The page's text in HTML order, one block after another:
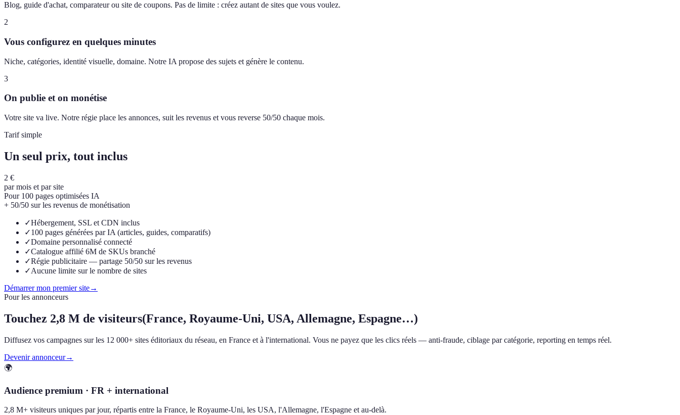
Blog, guide d'achat, comparateur ou site de coupons. Pas de limite : créez autant de sites que vous voulez.
2
Vous configurez en quelques minutes
Niche, catégories, identité visuelle, domaine. Notre IA propose des sujets et génère le contenu.
3
On publie et on monétise
Votre site va live. Notre régie place les annonces, suit les revenus et vous reverse 50/50 chaque mois.
Tarif simple
Un seul prix, tout inclus
2 €
par mois et par site
Pour 100 pages optimisées IA
+ 50/50 sur les revenus de monétisation
✓Hébergement, SSL et CDN inclus
✓100 pages générées par IA (articles, guides, comparatifs)
✓Domaine personnalisé connecté
✓Catalogue affilié 6M de SKUs branché
✓Régie publicitaire — partage 50/50 sur les revenus
✓Aucune limite sur le nombre de sites
Démarrer mon premier site→
Pour les annonceurs
Touchez 2,8 M de visiteurs(France, Royaume-Uni, USA, Allemagne, Espagne…)
Diffusez vos campagnes sur les 12 000+ sites éditoriaux du réseau, en France et à l'international. Vous ne payez que les clics réels — anti-fraude, ciblage par catégorie, reporting en temps réel.
Devenir annonceur→
🌍
Audience premium · FR + international
2,8 M+ visiteurs uniques par jour, répartis entre la France, le Royaume-Uni, les USA, l'Allemagne, l'Espagne et au-delà.